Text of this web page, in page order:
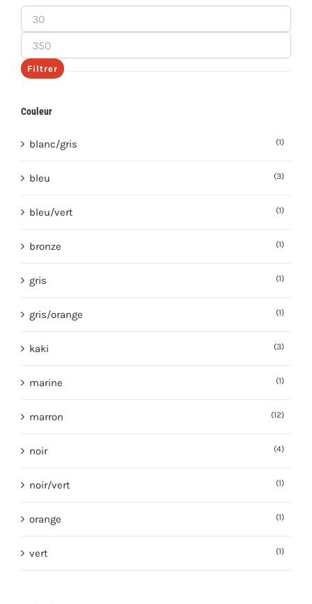
Prix
min
Prix
max
Filtrer
Couleur
blanc/gris (1)
bleu (3)
bleu/vert (1)
bronze (1)
gris (1)
gris/orange (1)
kaki (3)
marine (1)
marron (12)
noir (4)
noir/vert (1)
orange (1)
vert (1)